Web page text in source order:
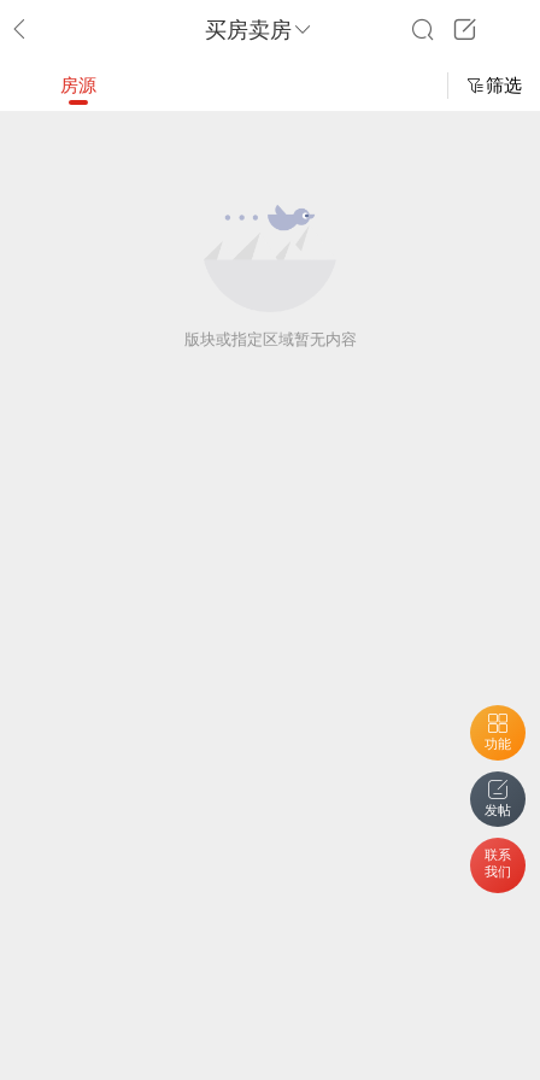
买房卖房
功能
发帖
联系
我们
房源 筛选
版块或指定区域暂无内容